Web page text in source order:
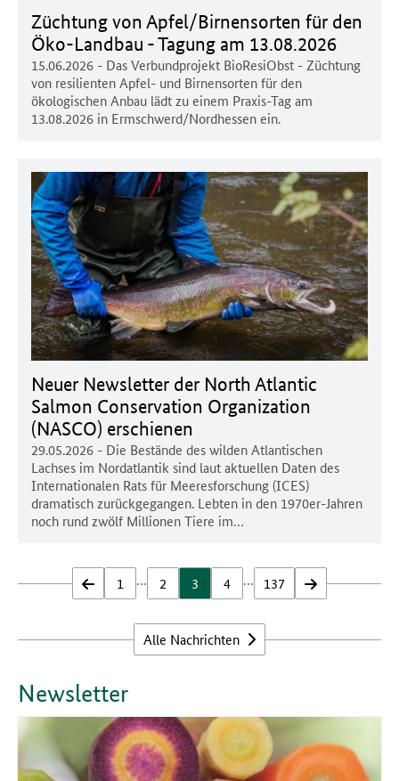
Züchtung von Apfel/Birnensorten für den
Öko-Landbau - Tagung am 13.08.2026
15.06.2026 - Das Verbundprojekt BioResiObst - Züchtung
von resilienten Apfel- und Birnensorten für den
ökologischen Anbau lädt zu einem Praxis-Tag am
13.08.2026 in Ermschwerd/Nordhessen ein.
Neuer Newsletter der North Atlantic
Salmon Conservation Organization
(NASCO) erschienen
29.05.2026 - Die Bestände des wilden Atlantischen
Lachses im Nordatlantik sind laut aktuellen Daten des
Internationalen Rats für Meeresforschung (ICES)
dramatisch zurückgegangen. Lebten in den 1970er-Jahren
noch rund zwölf Millionen Tiere im…
zurück
1 … 2 3 4 … 137 vor
Alle Nachrichten
Newsletter